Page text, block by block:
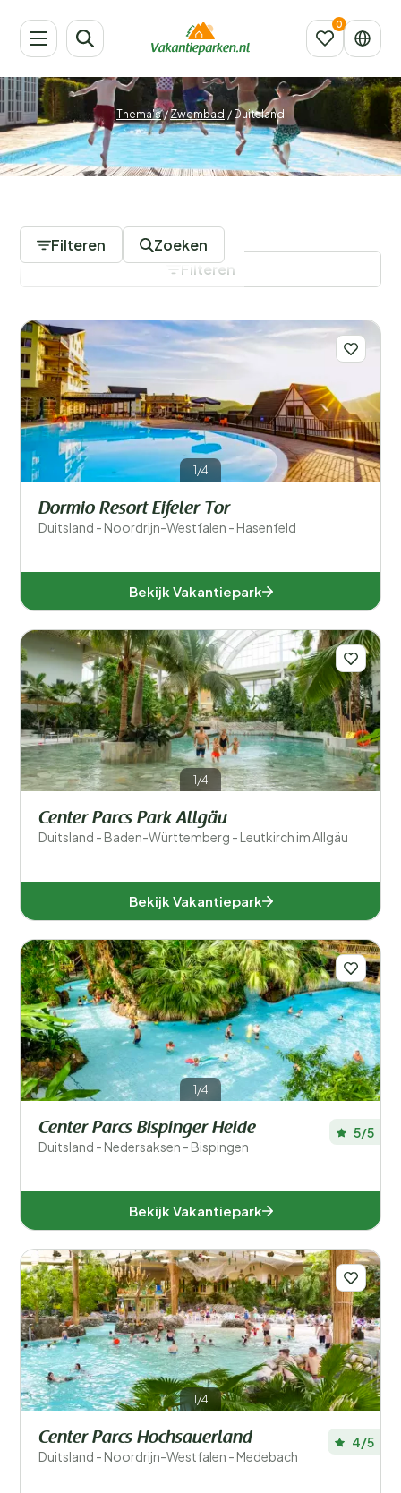
Thema's/Zwembad / Duitsland
Filteren Zoeken
Provincies
Baden-Württemberg (1)
Nedersaksen (5)
Noordrijn-Westfalen (4)
Saarland (1)
Voor kinderen
Eten en drinken
Algemene parkfaciliteiten
Sport en recreatie
Zwemmen
Verblijfstype
Speciale voorkeuren
In de buurt
Aanbieder
Accommodatiegrootte
Filters opslaan
Filteren
1/4
Dormio Resort Eifeler Tor
Duitsland - Noordrijn-Westfalen - Hasenfeld
Bekijk Vakantiepark
1/4
Center Parcs Park Allgäu
Duitsland - Baden-Württemberg - Leutkirch im Allgäu
Bekijk Vakantiepark
1/4
Center Parcs Bispinger Heide
Duitsland - Nedersaksen - Bispingen
5/5
Bekijk Vakantiepark
1/4
Center Parcs Hochsauerland
Duitsland - Noordrijn-Westfalen - Medebach
4/5